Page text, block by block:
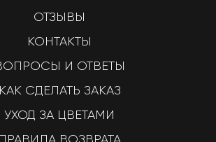
ОТЗЫВЫ
КОНТАКТЫ
И ОТВЕТЫ
КАК СДЕЛАТЬ ЗАКАЗ
УХОД ЗА ЦВЕТАМИ
ПРАВИЛА ВОЗВРАТА